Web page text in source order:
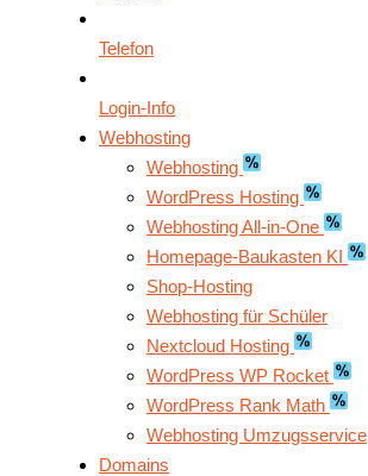
Telefon
Login-Info
Webhosting
Webhosting
WordPress Hosting
Webhosting All-in-One
Homepage-Baukasten KI
Shop-Hosting
Webhosting für Schüler
Nextcloud Hosting
WordPress WP Rocket
WordPress Rank Math
Webhosting Umzugsservice
Domains